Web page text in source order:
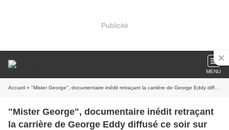
Publicité
MENU
Accueil » "Mister George", documentaire inédit retraçant la carrière de George Eddy diffusé ce soir sur CANAL+
"Mister George", documentaire inédit retraçant
la carrière de George Eddy diffusé ce soir sur